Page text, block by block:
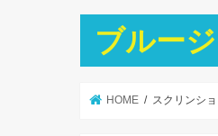
ブルー
HOME スクリンシ